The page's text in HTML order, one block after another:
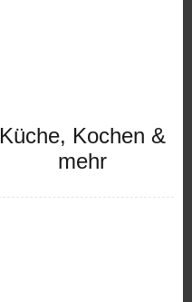
Küche, Kochen &
mehr